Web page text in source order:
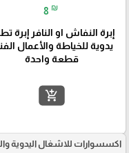
8 ₪
إبرة النفاش او النافر إبرة
يدوية للخياطة والأعمال
قطعة واحدة
add_shopping_cart